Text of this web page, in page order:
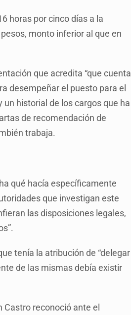
horas por cinco días a la
monto inferior al que en
que acredita “que cuenta
desempeñar el puesto para el
historial de los cargos que ha
de recomendación de
trabaja.
qué hacía específicamente
que investigan este
las disposiciones legales,
tenía la atribución de “delegar
de las mismas debía existir
Castro reconoció ante el